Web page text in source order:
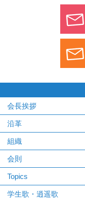
会長挨拶
沿革
組織
会則
Topics
学生歌・逍遥歌